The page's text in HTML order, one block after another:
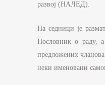
развој (НАЛЕД).
На седници је
Пословник о раду, а
предложених
неки именовани